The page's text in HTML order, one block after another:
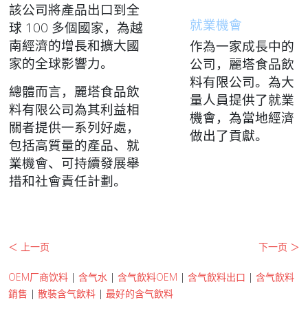
該公司將產品出口到全
球 100 多個國家，為越
南經濟的增長和擴大國
家的全球影響力。
總體而言，麗塔食品飲
料有限公司為其利益相
關者提供一系列好處，
包括高質量的產品、就
業機會、可持續發展舉
措和社會責任計劃。
就業機會
作為一家成長中的
公司，麗塔食品飲
料有限公司。為大
量人員提供了就業
機會，為當地經濟
做出了貢獻。
＜ 上一页 下一页 ＞
OEM厂商饮料 | 含气水 | 含气飲料OEM | 含气飲料出口 | 含气飲料
銷售 | 散裝含气飲料 | 最好的含气飲料